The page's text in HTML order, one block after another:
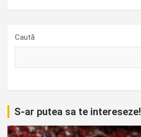
Caută
S-ar putea sa te intereseze!